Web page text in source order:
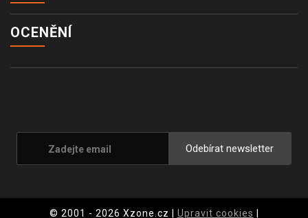
OCENĚNÍ
Odebírat newsletter
© 2001 - 2026 Xzone.cz | Upravit cookies